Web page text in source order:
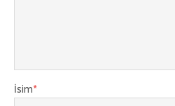
İsim*